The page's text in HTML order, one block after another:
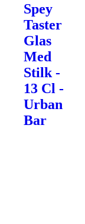
Spey
Taster
Glas
Med
Stilk -
13 Cl -
Urban
Bar